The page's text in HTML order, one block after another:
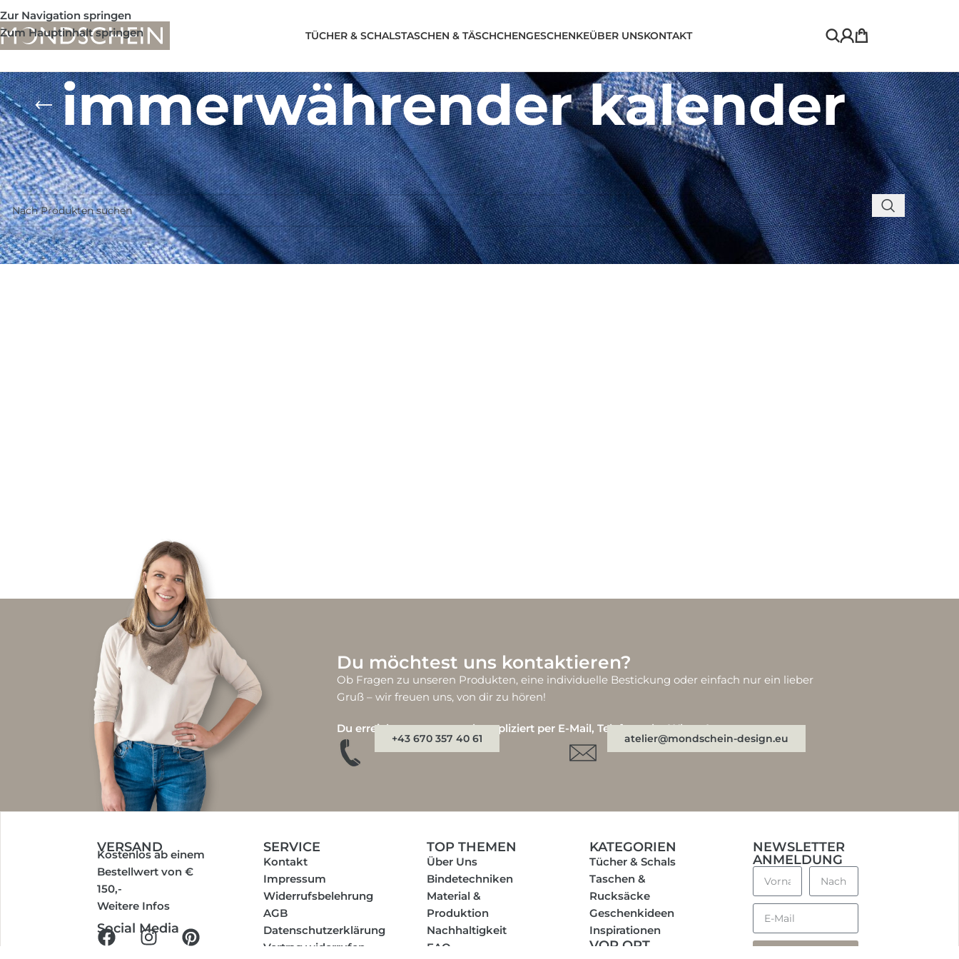
Zur Navigation springen
Zum Hauptinhalt springen
TÜCHER & SCHALSTASCHEN & TÄSCHCHENGESCHENKEÜBER UNSKONTAKT
immerwährender kalender
Shop/Produkte verschlagwortet mit „immerwährender kalender“
Es wurden keine Produkte gefunden, die deiner Auswahl entsprechen.
Du möchtest uns kontaktieren?
Ob Fragen zu unseren Produkten, eine individuelle Bestickung oder einfach nur ein lieber
Gruß – wir freuen uns, von dir zu hören!
Du erreichst uns ganz unkompliziert per E-Mail, Telefon oder WhatsApp:
+43 670 357 40 61 atelier@mondschein-design.eu
VERSAND
Kostenlos ab einem
Bestellwert von €
150,-
Weitere Infos
Social Media
SERVICE
Kontakt
Impressum
Widerrufsbelehrung
AGB
Datenschutzerklärung
Vertrag widerrufen
TOP THEMEN
Über Uns
Bindetechniken
Material &
Produktion
Nachhaltigkeit
FAQ
KATEGORIEN
Tücher & Schals
Taschen &
Rucksäcke
Geschenkideen
Inspirationen
VOR ORT
NEWSLETTER
ANMELDUNG